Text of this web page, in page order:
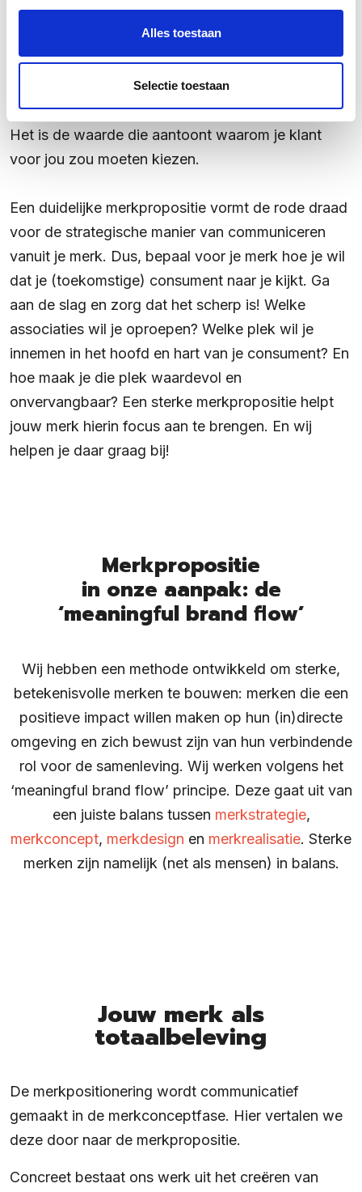
Alles toestaan
Selectie toestaan
Een sterke merkpropositie bevat een merkbelofte
richting je consument. Welke waarde voegt jouw
merk, product of dienst toe aan het leven van je
klant? Vaak gaat het om een emotionele waarde
die een probleem oplost of een behoefte vervult.
Het is de waarde die aantoont waarom je klant
voor jou zou moeten kiezen.
Een duidelijke merkpropositie vormt de rode draad
voor de strategische manier van communiceren
vanuit je merk. Dus, bepaal voor je merk hoe je wil
dat je (toekomstige) consument naar je kijkt. Ga
aan de slag en zorg dat het scherp is! Welke
associaties wil je oproepen? Welke plek wil je
innemen in het hoofd en hart van je consument? En
hoe maak je die plek waardevol en
onvervangbaar? Een sterke merkpropositie helpt
jouw merk hierin focus aan te brengen. En wij
helpen je daar graag bij!
Merkpropositie
in onze aanpak: de
‘meaningful brand flow’
Wij hebben een methode ontwikkeld om sterke,
betekenisvolle merken te bouwen: merken die een
positieve impact willen maken op hun (in)directe
omgeving en zich bewust zijn van hun verbindende
rol voor de samenleving. Wij werken volgens het
‘meaningful brand flow’ principe. Deze gaat uit van
een juiste balans tussen merkstrategie,
merkconcept, merkdesign en merkrealisatie. Sterke
merken zijn namelijk (net als mensen) in balans.
Jouw merk als
totaalbeleving
De merkpositionering wordt communicatief
gemaakt in de merkconceptfase. Hier vertalen we
deze door naar de merkpropositie.
Concreet bestaat ons werk uit het creëren van